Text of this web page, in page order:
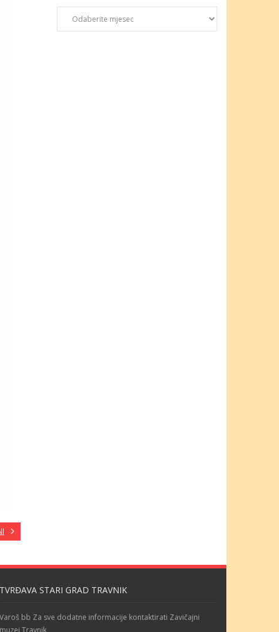
Arhiva
događaja
TVRĐAVA STARI GRAD TRAVNIK
Varoš bb Za sve dodatne informacije kontaktirati Zavičajni